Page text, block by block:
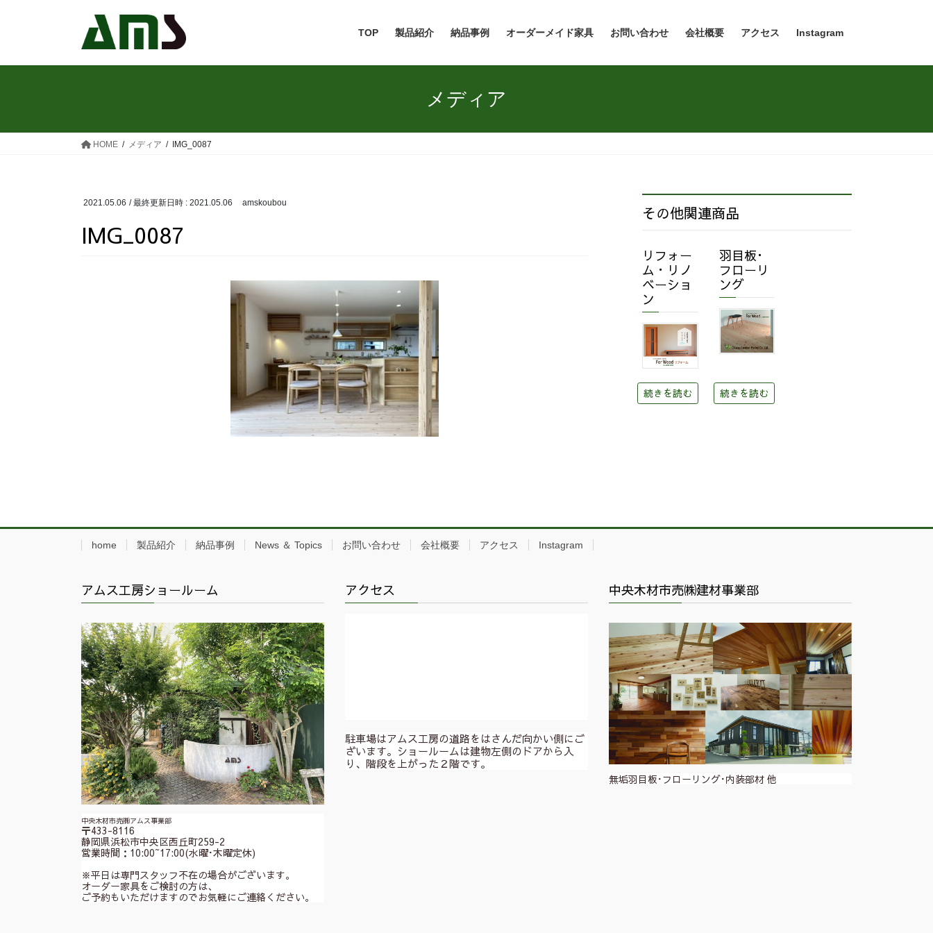
TOP 製品紹介 納品事例 オーダーメイド家具 お問い合わせ 会社概要 アクセス Instagram
メディア
HOME メディア IMG_0087
2021.05.06 / 最終更新日時 : 2021.05.06 amskoubou
IMG_0087
その他関連商品
リフォー
ム・リノ
ベーショ
ン
続きを読む
羽目板･
フローリ
ング
続きを読む
home 製品紹介 納品事例 News ＆ Topics お問い合わせ 会社概要 アクセス Instagram
アムス工房ショールーム
中央木材市売㈱アムス事業部
〒433-8116
静岡県浜松市中央区西丘町259-2
営業時間：10:00~17:00(水曜･木曜定休)
※平日は専門スタッフ不在の場合がございます。
オーダー家具をご検討の方は、
ご予約もいただけますのでお気軽にご連絡ください。
アクセス
駐車場はアムス工房の道路をはさんだ向かい側にご
ざいます。ショールームは建物左側のドアから入
り、階段を上がった２階です。
中央木材市売㈱建材事業部
無垢羽目板･フローリング･内装部材 他